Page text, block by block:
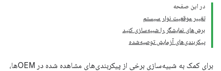
در این صفحه
تغییر موقعیت نوار سیستم
برش‌های نمایشگر را شبیه‌سازی کنید
پیکربندی‌های آزمایش توصیه‌شده
برای کمک به شبیه‌سازی برخی از پیکربندی‌های مشاهده شده در OEMها،